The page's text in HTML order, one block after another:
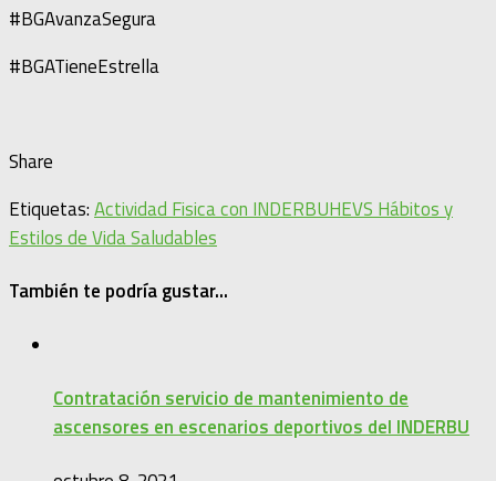
#BGAvanzaSegura
#BGATieneEstrella
Share
Etiquetas:Actividad Fisica con INDERBUHEVS Hábitos y
Estilos de Vida Saludables
También te podría gustar...
Contratación servicio de mantenimiento de
ascensores en escenarios deportivos del INDERBU